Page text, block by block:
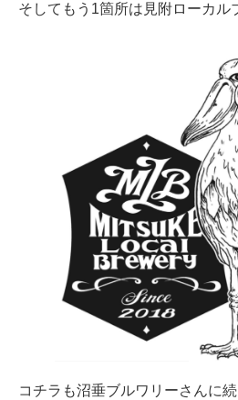
そしてもう1箇所は見附ローカル
コチラも沼垂ブルワリーさんに